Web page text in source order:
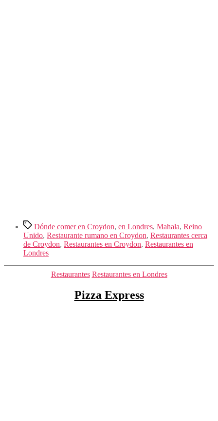
Etiquetas
Dónde comer en Croydon, en Londres, Mahala, Reino
Unido, Restaurante rumano en Croydon, Restaurantes cerca
de Croydon, Restaurantes en Croydon, Restaurantes en
Londres
Categorías
Restaurantes Restaurantes en Londres
Pizza Express